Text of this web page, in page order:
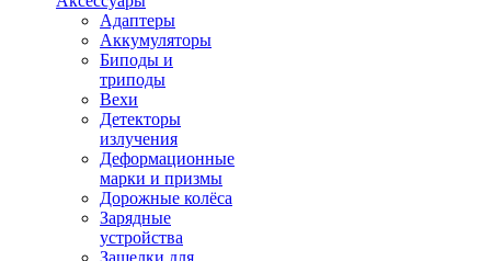
Адаптеры
Аккумуляторы
Биподы и
триподы
Вехи
Детекторы
излучения
Деформационные
марки и призмы
Дорожные колёса
Зарядные
устройства
Защелки для